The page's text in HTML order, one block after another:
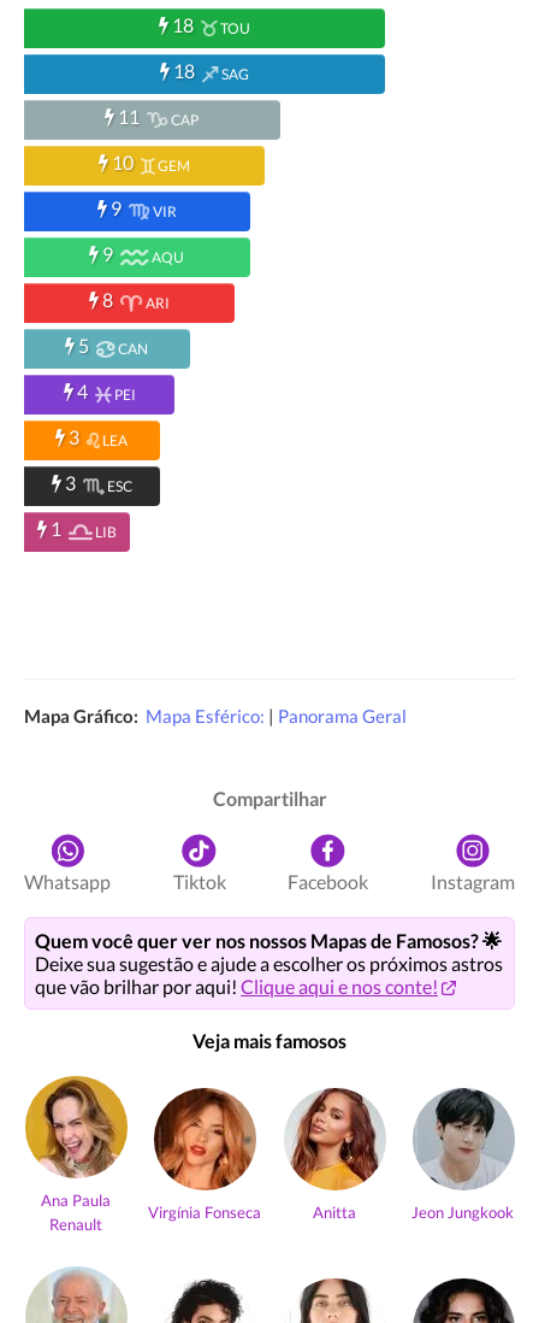
18 TOU
18 SAG
11 CAP
10 GEM
9 VIR
9 AQU
8 ARI
5 CAN
4 PEI
3 LEA
3 ESC
1 LIB
Mapa Gráfico: Mapa Esférico: | Panorama Geral
Compartilhar
Whatsapp Tiktok Facebook Instagram
Quem você quer ver nos nossos Mapas de Famosos? 🌟
Deixe sua sugestão e ajude a escolher os próximos astros
que vão brilhar por aqui! Clique aqui e nos conte!
Veja mais famosos
Ana Paula
Renault
Virgínia Fonseca Anitta Jeon Jungkook